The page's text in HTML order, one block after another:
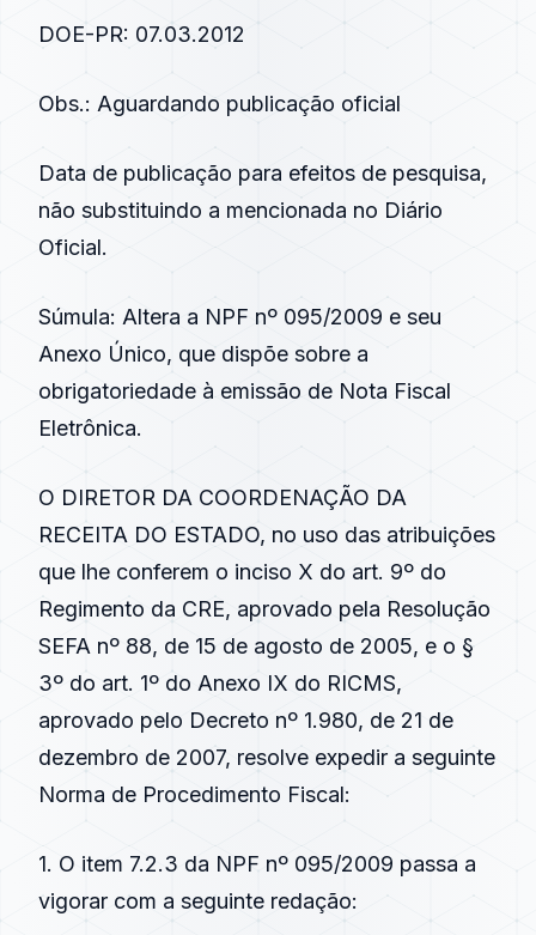
DOE-PR: 07.03.2012
Obs.: Aguardando publicação oficial
Data de publicação para efeitos de pesquisa,
não substituindo a mencionada no Diário
Oficial.
Súmula: Altera a NPF nº 095/2009 e seu
Anexo Único, que dispõe sobre a
obrigatoriedade à emissão de Nota Fiscal
Eletrônica.
O DIRETOR DA COORDENAÇÃO DA
RECEITA DO ESTADO, no uso das atribuições
que lhe conferem o inciso X do art. 9º do
Regimento da CRE, aprovado pela Resolução
SEFA nº 88, de 15 de agosto de 2005, e o §
3º do art. 1º do Anexo IX do RICMS,
aprovado pelo Decreto nº 1.980, de 21 de
dezembro de 2007, resolve expedir a seguinte
Norma de Procedimento Fiscal:
1. O item 7.2.3 da NPF nº 095/2009 passa a
vigorar com a seguinte redação: